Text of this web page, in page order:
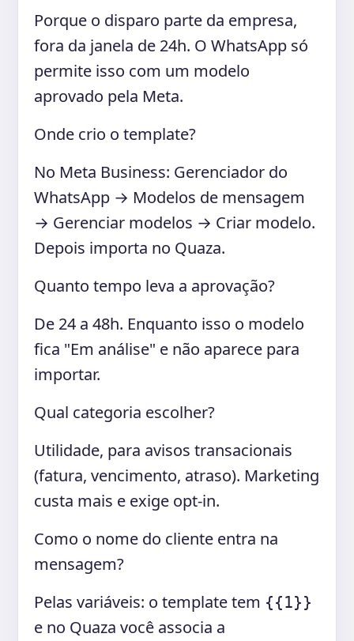
Porque o disparo parte da empresa,
fora da janela de 24h. O WhatsApp só
permite isso com um modelo
aprovado pela Meta.
Onde crio o template?
No Meta Business: Gerenciador do
WhatsApp → Modelos de mensagem
→ Gerenciar modelos → Criar modelo.
Depois importa no Quaza.
Quanto tempo leva a aprovação?
De 24 a 48h. Enquanto isso o modelo
fica "Em análise" e não aparece para
importar.
Qual categoria escolher?
Utilidade, para avisos transacionais
(fatura, vencimento, atraso). Marketing
custa mais e exige opt-in.
Como o nome do cliente entra na
mensagem?
Pelas variáveis: o template tem {{1}}
e no Quaza você associa a